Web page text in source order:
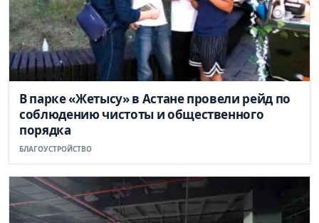
В парке «Жетысу» в Астане провели рейд по
соблюдению чистоты и общественного
порядка
БЛАГОУСТРОЙСТВО